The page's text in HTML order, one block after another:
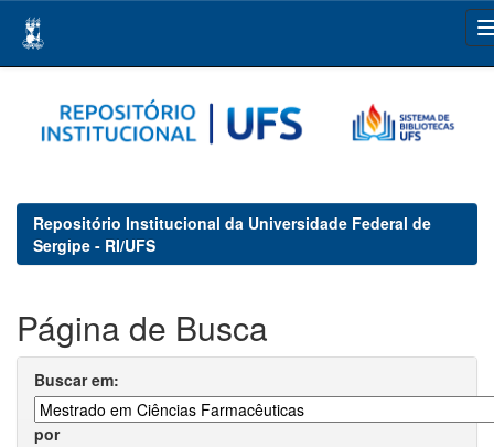
navigation
Repositório Institucional da Universidade Federal de
Sergipe - RI/UFS
Página de Busca
Buscar em:
por